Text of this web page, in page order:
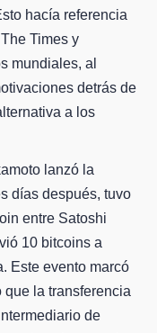
hacía referencia
Times y
mundiales, al
detrás de
a los
lanzó la
días después, tuvo
entre Satoshi
10 bitcoins a
Este evento marcó
que la transferencia
de